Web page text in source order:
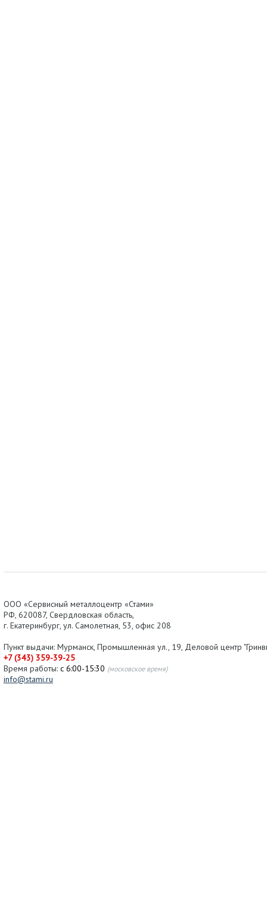
ООО «Сервисный металлоцентр «Стами»
РФ, 620087, Свердловская область,
г. Екатеринбург, ул. Самолетная, 53, офис 208
Пункт выдачи: Мурманск, Промышленная ул., 19, Деловой центр
+7 (343) 359-39-25
Время работы: с 6:00-15:30 (московское время)
info@stami.ru